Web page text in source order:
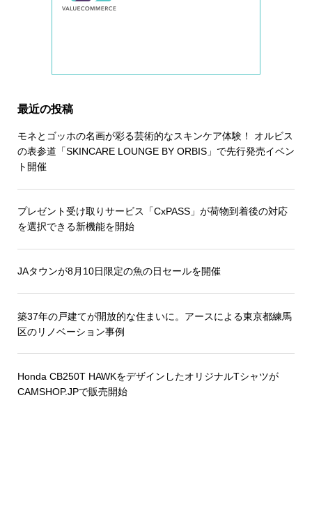
最近の投稿
モネとゴッホの名画が彩る芸術的なスキンケア体験！ オルビス
の表参道「SKINCARE LOUNGE BY ORBIS」で先行発売イベン
ト開催
プレゼント受け取りサービス「CxPASS」が荷物到着後の対応
を選択できる新機能を開始
JAタウンが8月10日限定の魚の日セールを開催
築37年の戸建てが開放的な住まいに。アースによる東京都練馬
区のリノベーション事例
Honda CB250T HAWKをデザインしたオリジナルTシャツが
CAMSHOP.JPで販売開始